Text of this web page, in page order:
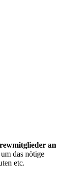
an
das nötige
etc.